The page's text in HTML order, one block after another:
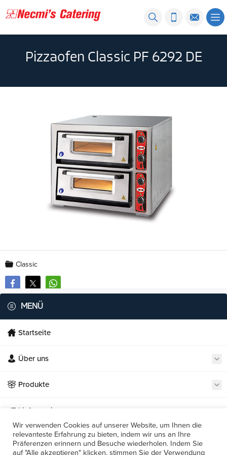
Pizzaofen Classic PF 6292 DE
Classic
MENÜ
Startseite
Über uns
Produkte
Lieferservice
Unsere Restaurants
Cevap Yaz
Wir verwenden Cookies auf unserer Website, um Ihnen die
relevanteste Erfahrung zu bieten, indem wir uns an Ihre
Präferenzen erinnern und Besuche wiederholen. Indem Sie
auf "Alle akzeptieren" klicken, stimmen Sie der Verwendung